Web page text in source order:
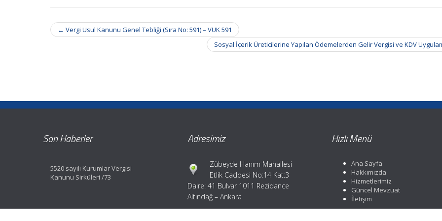
Post
navigation
← Vergi Usul Kanunu Genel Tebliği (Sıra No: 591) – VUK 591
Sosyal İçerik Üreticilerine Yapılan Ödemelerden Gelir Vergisi ve KDV
Son Haberler
5520 sayılı Kurumlar Vergisi
Kanunu Sirküleri /73
Adresimiz
Zübeyde Hanım Mahallesi
Etlik Caddesi No:14 Kat:3
Daire: 41 Bulvar 1011 Rezidance
Altındağ – Ankara
Hızlı Menü
Ana Sayfa
Hakkımızda
Hizmetlerimiz
Güncel Mevzuat
İletişim